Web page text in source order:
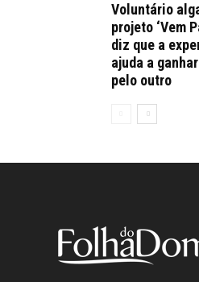
Voluntário
projeto ‘Vem
diz que a
ajuda a
pelo outro